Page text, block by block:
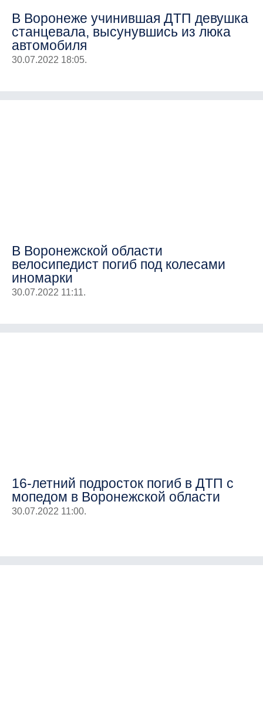
В Воронеже учинившая ДТП девушка
станцевала, высунувшись из люка
автомобиля
30.07.2022 18:05.
В Воронежской области
велосипедист погиб под колесами
иномарки
30.07.2022 11:11.
16-летний подросток погиб в ДТП с
мопедом в Воронежской области
30.07.2022 11:00.